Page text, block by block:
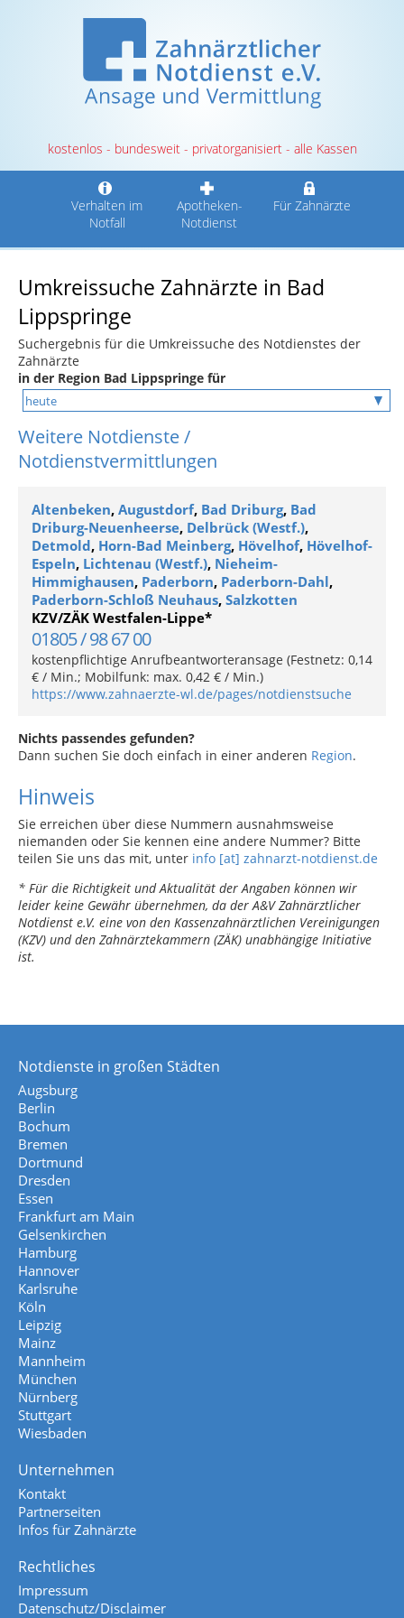
kostenlos - bundesweit - privatorganisiert - alle Kassen
Verhalten im
Notfall
Apotheken-
Notdienst
Für Zahnärzte
Umkreissuche Zahnärzte in Bad
Lippspringe
Suchergebnis für die Umkreissuche des Notdienstes der
Zahnärzte
in der Region Bad Lippspringe für
Weitere Notdienste /
Notdienstvermittlungen
Altenbeken, Augustdorf, Bad Driburg, Bad
Driburg-Neuenheerse, Delbrück (Westf.),
Detmold, Horn-Bad Meinberg, Hövelhof, Hövelhof-
Espeln, Lichtenau (Westf.), Nieheim-
Himmighausen, Paderborn, Paderborn-Dahl,
Paderborn-Schloß Neuhaus, Salzkotten
KZV/ZÄK Westfalen-Lippe*
01805 / 98 67 00
kostenpflichtige Anrufbeantworteransage (Festnetz: 0,14
€ / Min.; Mobilfunk: max. 0,42 € / Min.)
https://www.zahnaerzte-wl.de/pages/notdienstsuche
Nichts passendes gefunden?
Dann suchen Sie doch einfach in einer anderen Region.
Hinweis
Sie erreichen über diese Nummern ausnahmsweise
niemanden oder Sie kennen eine andere Nummer? Bitte
teilen Sie uns das mit, unter info [at] zahnarzt-notdienst.de
* Für die Richtigkeit und Aktualität der Angaben können wir
leider keine Gewähr übernehmen, da der A&V Zahnärztlicher
Notdienst e.V. eine von den Kassenzahnärztlichen Vereinigungen
(KZV) und den Zahnärztekammern (ZÄK) unabhängige Initiative
ist.
Notdienste in großen Städten
Augsburg
Berlin
Bochum
Bremen
Dortmund
Dresden
Essen
Frankfurt am Main
Gelsenkirchen
Hamburg
Hannover
Karlsruhe
Köln
Leipzig
Mainz
Mannheim
München
Nürnberg
Stuttgart
Wiesbaden
Unternehmen
Kontakt
Partnerseiten
Infos für Zahnärzte
Rechtliches
Impressum
Datenschutz/Disclaimer